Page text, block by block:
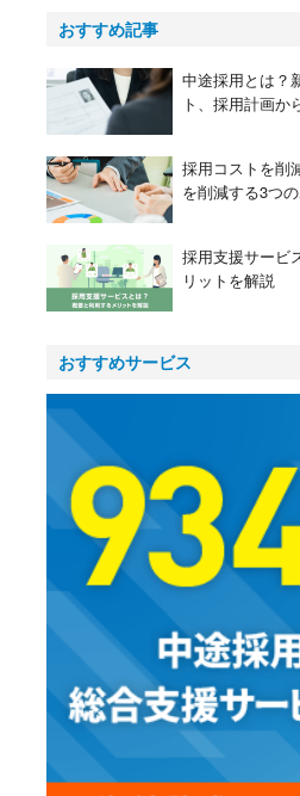
おすすめ記事
中途採用とは？
ト、採用計画か
採用コストを削
を削減する3つ
採用支援サービ
リットを解説
おすすめサービス